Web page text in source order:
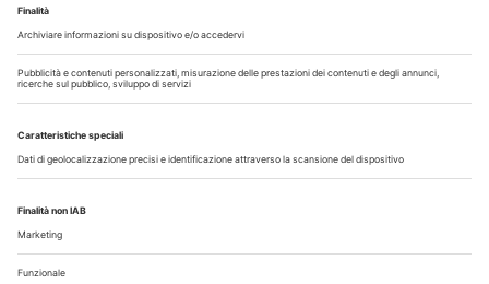
giorno. Oppure accedi al tuo account Medikey
per consultare i contenuti a te riservati